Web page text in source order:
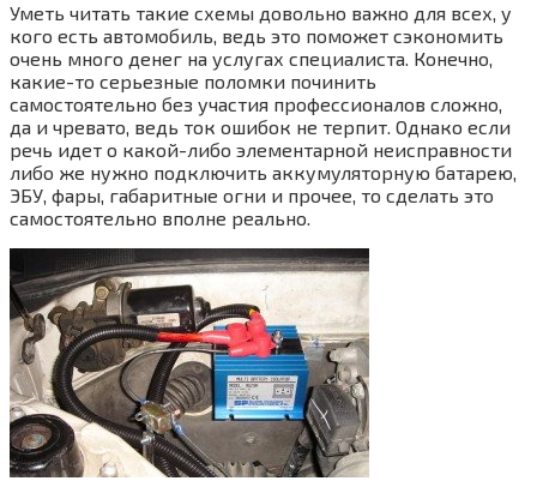
Уметь читать такие схемы довольно важно для всех, у
кого есть автомобиль, ведь это поможет сэкономить
очень много денег на услугах специалиста. Конечно,
какие-то серьезные поломки починить
самостоятельно без участия профессионалов сложно,
да и чревато, ведь ток ошибок не терпит. Однако если
речь идет о какой-либо элементарной неисправности
либо же нужно подключить аккумуляторную батарею,
ЭБУ, фары, габаритные огни и прочее, то сделать это
самостоятельно вполне реально.